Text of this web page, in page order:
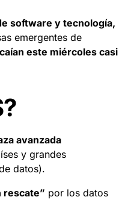
software y tecnología,
emergentes de
caían este miércoles casi
avanzada
y grandes
datos).
rescate” por los datos